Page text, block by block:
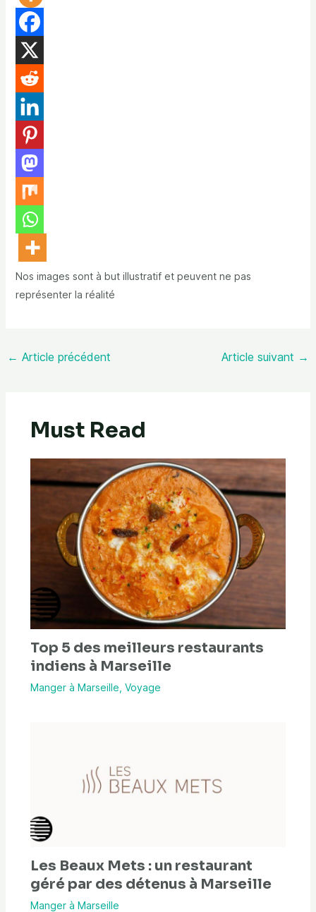
Nos images sont à but illustratif et peuvent ne pas
représenter la réalité
← Article précédent Article suivant →
Must Read
Top 5 des meilleurs restaurants
indiens à Marseille
Manger à Marseille Voyage
Les Beaux Mets : un restaurant
géré par des détenus à Marseille
Manger à Marseille